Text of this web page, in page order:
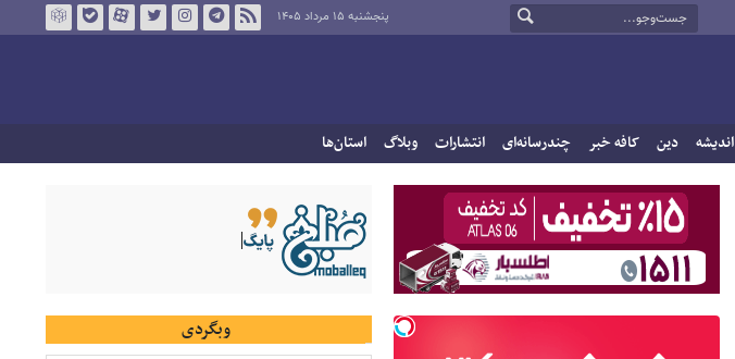
پنجشنبه ۱۵ مرداد ۱۴۰۵
اندیشه دین کافه خبر چندرسانه‌ای انتشارات وبلاگ استان‌ها
وبگردی